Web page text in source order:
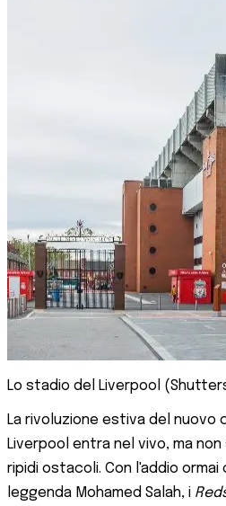
Lo stadio del Liverpool
La rivoluzione estiva del nuovo
Liverpool entra nel vivo, ma
ripidi ostacoli. Con l'addio
leggenda Mohamed Salah, i